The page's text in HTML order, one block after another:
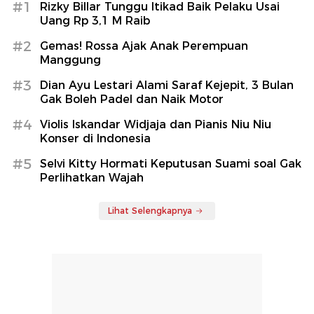
#1
Rizky Billar Tunggu Itikad Baik Pelaku Usai
Uang Rp 3,1 M Raib
#2
Gemas! Rossa Ajak Anak Perempuan
Manggung
#3
Dian Ayu Lestari Alami Saraf Kejepit, 3 Bulan
Gak Boleh Padel dan Naik Motor
#4
Violis Iskandar Widjaja dan Pianis Niu Niu
Konser di Indonesia
#5
Selvi Kitty Hormati Keputusan Suami soal Gak
Perlihatkan Wajah
Lihat Selengkapnya